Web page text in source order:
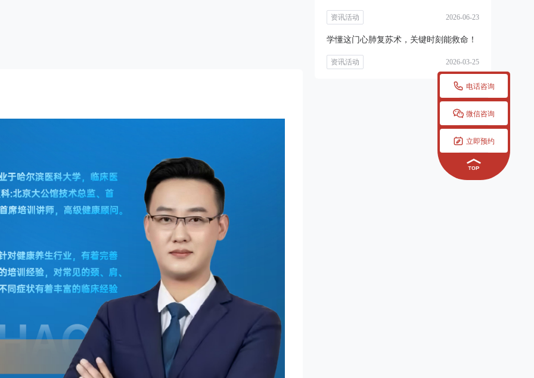
 电话咨询
 微信咨询
 立即预约
资讯活动 2026-06-23
学懂这门心肺复苏术，关键时刻能救命！
资讯活动 2026-03-25